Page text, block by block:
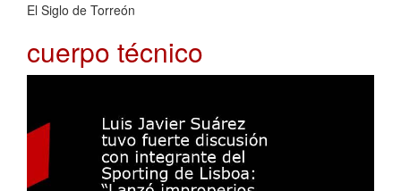
El Siglo de Torreón
cuerpo técnico